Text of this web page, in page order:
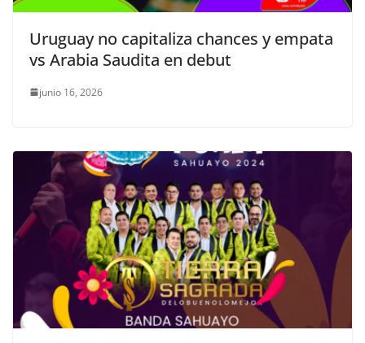
Uruguay no capitaliza chances y empata
vs Arabia Saudita en debut
junio 16, 2026